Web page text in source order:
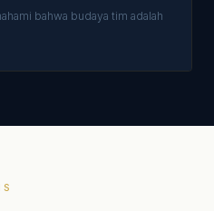
bahwa budaya tim adalah